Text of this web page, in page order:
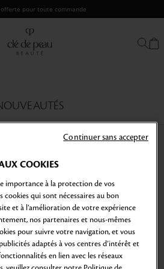
pour toute commande
de
Peau
Sélection Cadeau
COOKIES
importance à la protection de vos
cookies qui sont nécessaires au bon
et à l’amélioration de votre expérience
nos partenaires et nous-mêmes
pour suivre votre navigation, et vous
adaptés à vos centres d’intérêt et
en lien avec les réseaux
Continuer sans accepter